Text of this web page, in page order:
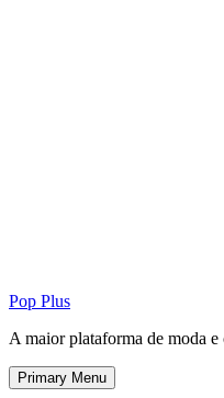
Pop Plus
A maior plataforma de moda
Primary Menu